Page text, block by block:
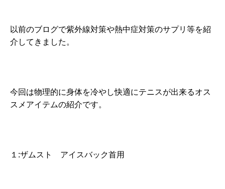
以前のブログで紫外線対策や熱中症対策のサプリ等を紹
介してきました。
今回は物理的に身体を冷やし快適にテニスが出来るオス
スメアイテムの紹介です。
１:ザムスト アイスバック首用